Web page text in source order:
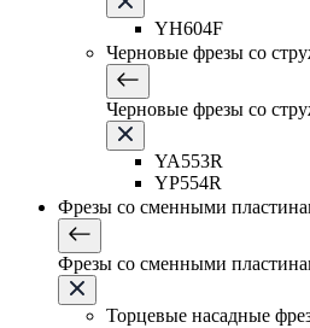
YH604F
Черновые фрезы со
Черновые фрезы со
YA553R
YP554R
Фрезы со сменными
Фрезы со сменными
Торцевые насадные